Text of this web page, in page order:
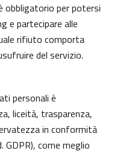
obbligatorio per potersi
e partecipare alle
rifiuto comporta
del servizio.
personali è
liceità, trasparenza,
in conformità
come meglio